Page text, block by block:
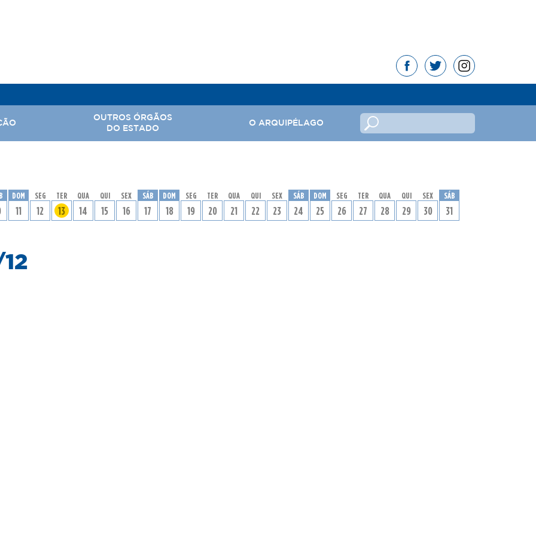
Parlamentares e Comunicação Social
Território
Ciência e Inovação
OUTROS ÓRGÃOS
DO ESTADO
O ARQUIPÉLAGO
Hino
Bandeira
Armas da República
DOM
11
SEG
12
TER
13
QUA
14
QUI
15
SEX
16
SÁB
17
DOM
18
SEG
19
TER
20
QUA
21
QUI
22
SEX
23
SÁB
24
DOM
25
SEG
26
TER
27
QUA
28
QUI
29
SEX
30
SÁB
31